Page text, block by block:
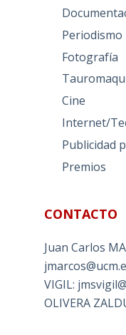
Periodismo
Fotografía
Cine
Internet/
Publicidad
Premios
CONTACTO
Juan Carlos
VIGIL:
OLIVERA